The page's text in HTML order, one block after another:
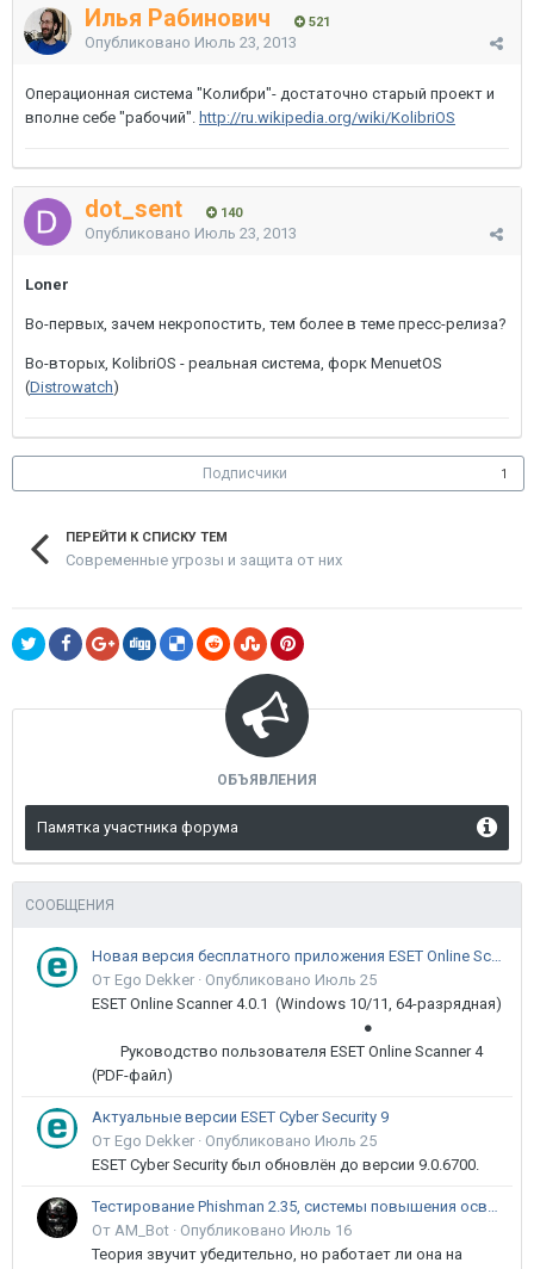
Илья Рабинович 521
Опубликовано Июль 23, 2013
Операционная система "Колибри"- достаточно старый проект и
вполне себе "рабочий". http://ru.wikipedia.org/wiki/KolibriOS
dot_sent 140
Опубликовано Июль 23, 2013
Loner
Во-первых, зачем некропостить, тем более в теме пресс-релиза?
Во-вторых, KolibriOS - реальная система, форк MenuetOS
(Distrowatch)
Подписчики 1
ПЕРЕЙТИ К СПИСКУ ТЕМ
Современные угрозы и защита от них
ОБЪЯВЛЕНИЯ
Памятка участника форума
СООБЩЕНИЯ
Новая версия бесплатного приложения ESET Online Scanner доступна пользователям
От Ego Dekker · Опубликовано Июль 25
ESET Online Scanner 4.0.1 (Windows 10/11, 64-разрядная)
●
Руководство пользователя ESET Online Scanner 4
(PDF-файл)
Актуальные версии ESET Cyber Security 9
От Ego Dekker · Опубликовано Июль 25
ESET Cyber Security был обновлён до версии 9.0.6700.
Тестирование Phishman 2.35, системы повышения осведомлённости пользователей в сфере ИБ
От AM_Bot · Опубликовано Июль 16
Теория звучит убедительно, но работает ли она на